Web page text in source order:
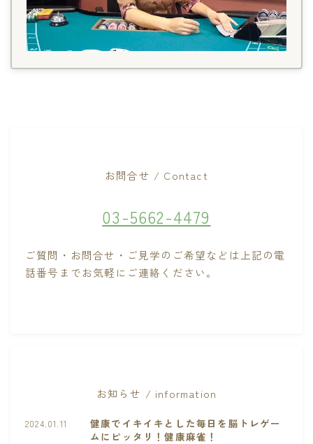
お問合せ / Contact
03-5662-4479
ご質問・お問合せ・ご見学のご希望などは上記の電
話番号までお気軽にご連絡ください。
お知らせ / information
健康でイキイキとした毎日を脳トレゲー
ムにピッタリ！健康麻雀！
2024.01.11